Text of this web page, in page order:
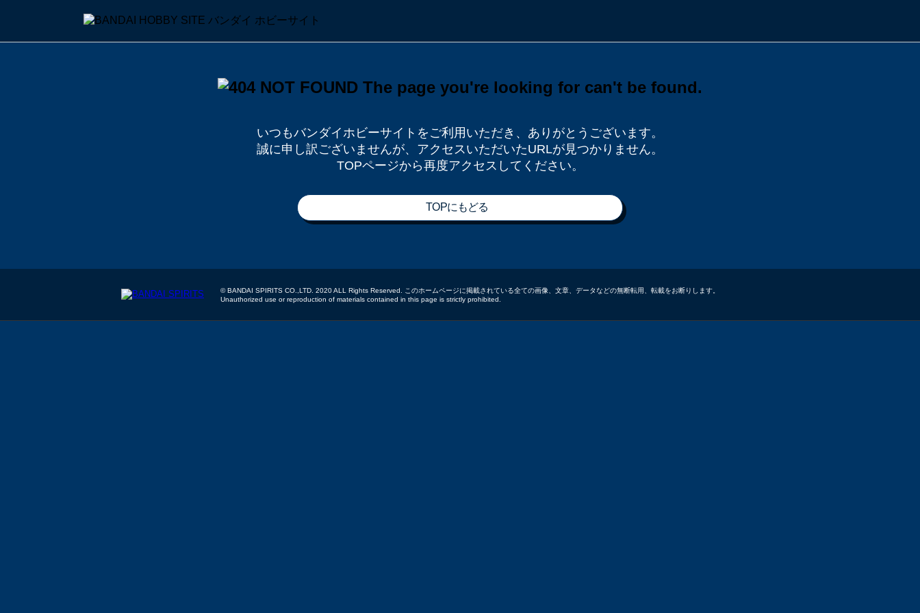
いつもバンダイホビーサイトをご利用いただき、 ありがとうございます。
誠に申し訳ございませんが、 アクセスいただいたURLが見つかりません。
TOPページから再度アクセスしてください。
TOPにもどる
© BANDAI SPIRITS CO.,LTD. 2020 ALL Rights Reserved. このホームページに掲載されている全ての画像、文章、データなどの無断転用、転載をお断りします。
Unauthorized use or reproduction of materials contained in this page is strictly prohibited.